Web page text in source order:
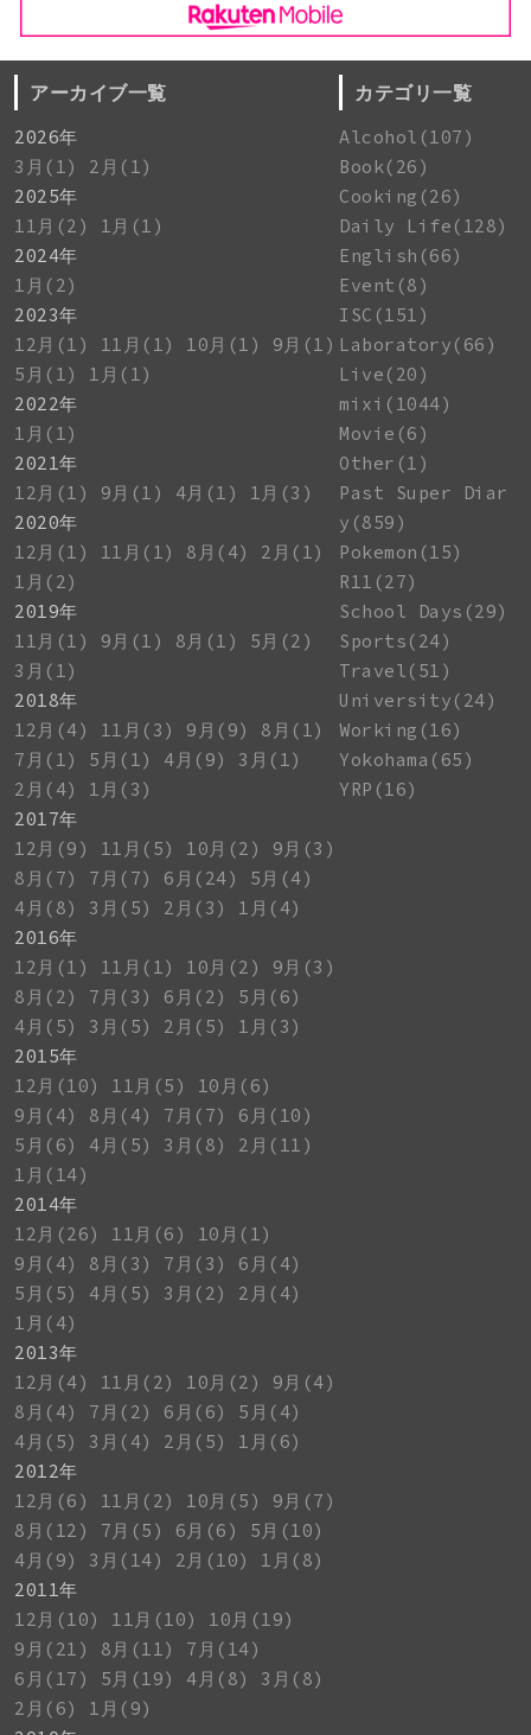
アーカイブ一覧
2026年
3月(1)
2月(1)
2025年
11月(2)
1月(1)
2024年
1月(2)
2023年
12月(1)
11月(1) 10月(1)
9月(1)
5月(1)
1月(1)
2022年
1月(1)
2021年
12月(1)
9月(1) 4月(1)
1月(3)
2020年
12月(1)
11月(1) 8月(4)
2月(1)
1月(2)
2019年
11月(1)
9月(1) 8月(1)
5月(2)
3月(1)
2018年
12月(4)
11月(3) 9月(9)
8月(1)
7月(1)
5月(1) 4月(9)
3月(1)
2月(4)
1月(3)
2017年
12月(9)
11月(5) 10月(2)
9月(3)
8月(7)
7月(7) 6月(24)
5月(4)
4月(8)
3月(5) 2月(3)
1月(4)
2016年
12月(1)
11月(1) 10月(2)
9月(3)
8月(2)
7月(3) 6月(2)
5月(6)
4月(5)
3月(5) 2月(5)
1月(3)
2015年
12月(10)
11月(5)
10月(6)
9月(4)
8月(4) 7月(7)
6月(10)
5月(6)
4月(5) 3月(8)
2月(11)
1月(14)
2014年
12月(26)
11月(6)
10月(1)
9月(4)
8月(3) 7月(3)
6月(4)
5月(5)
4月(5) 3月(2)
2月(4)
1月(4)
2013年
12月(4)
11月(2) 10月(2)
9月(4)
8月(4)
7月(2) 6月(6)
5月(4)
4月(5)
3月(4) 2月(5)
1月(6)
2012年
12月(6)
11月(2) 10月(5)
9月(7)
8月(12)
7月(5) 6月(6)
5月(10)
4月(9)
3月(14) 2月(10)
1月(8)
2011年
12月(10)
11月(10)
10月(19)
9月(21)
8月(11)
7月(14)
6月(17)
5月(19) 4月(8)
3月(8)
2月(6)
1月(9)
カテゴリ一覧
Alcohol(107)
Book(26)
Cooking(26)
Daily Life(128)
English(66)
Event(8)
ISC(151)
Laboratory(66)
Live(20)
mixi(1044)
Movie(6)
Other(1)
Past Super Diar
y(859)
Pokemon(15)
R11(27)
School Days(29)
Sports(24)
Travel(51)
University(24)
Working(16)
Yokohama(65)
YRP(16)